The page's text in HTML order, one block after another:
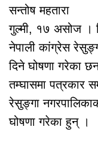
सन्तोष महतारा
गुल्मी, १७ असोज ।
नेपाली कांग्रेस
दिने घोषणा गरेका
तम्घासमा पत्रकार
रेसुङ्गा
घोषणा गरेका हुन् ।